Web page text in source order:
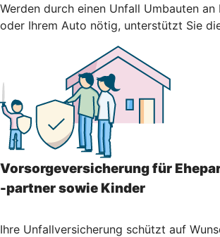
Werden durch einen Unfall Umbauten an
oder Ihrem Auto nötig, unterstützt Sie
Vorsorgeversicherung für
-partner sowie Kinder
Ihre Unfallversicherung schützt auf